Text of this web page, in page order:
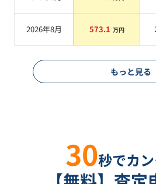
2026年8月 573.1 万円
もっと見る
30秒でカン